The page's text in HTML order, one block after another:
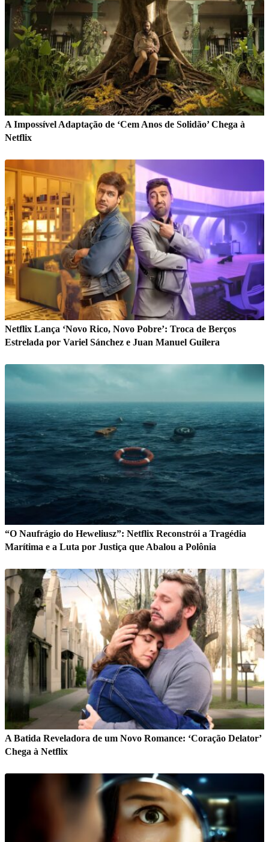
A Impossível Adaptação de ‘Cem Anos de Solidão’ Chega à
Netflix
Netflix Lança ‘Novo Rico, Novo Pobre’: Troca de Berços
Estrelada por Variel Sánchez e Juan Manuel Guilera
“O Naufrágio do Heweliusz”: Netflix Reconstrói a Tragédia
Marítima e a Luta por Justiça que Abalou a Polônia
A Batida Reveladora de um Novo Romance: ‘Coração Delator’
Chega à Netflix